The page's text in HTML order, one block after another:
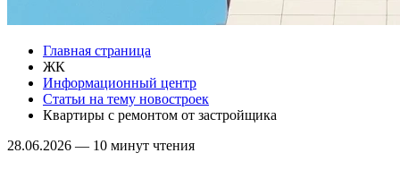
Главная страница
ЖК
Информационный центр
Статьи на тему новостроек
Квартиры с ремонтом от застройщика
28.06.2026 — 10 минут чтения